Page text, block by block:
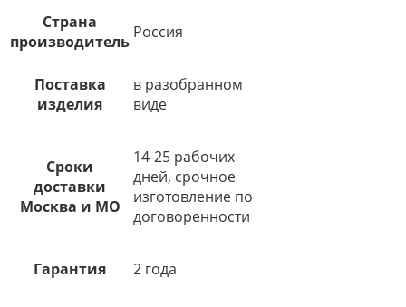
Страна
производитель Россия
Поставка
изделия
в разобранном
виде
Сроки
доставки
Москва и МО
14-25 рабочих
дней, срочное
изготовление по
договоренности
Гарантия 2 года